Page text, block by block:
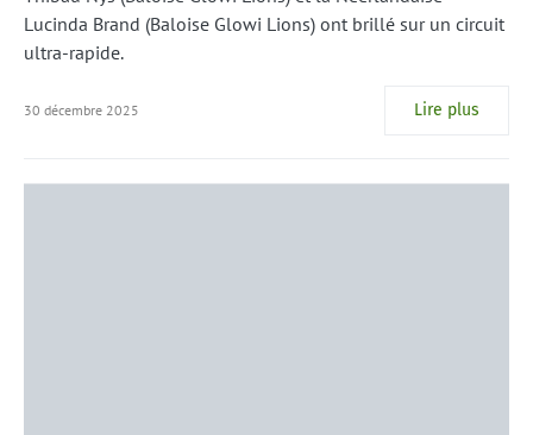
Lucinda Brand (Baloise Glowi Lions) ont brillé sur un circuit
ultra-rapide.
30 décembre 2025 Lire plus